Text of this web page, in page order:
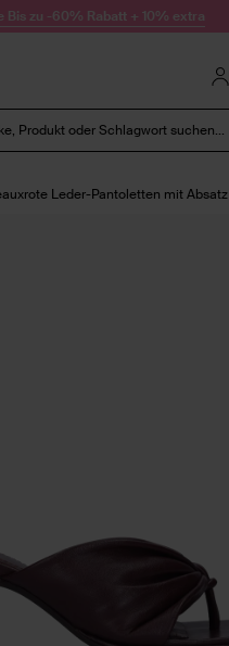
Bis zu -60% Rabatt + 10% extra
Produkt oder Schlagwort suchen...
Leder-Pantoletten mit Absatz